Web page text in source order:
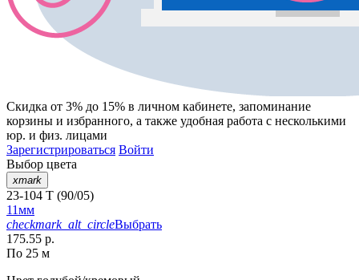
Скидка от 3% до 15% в личном кабинете, запоминание
корзины и избранного, а также удобная работа с несколькими
юр. и физ. лицами
Зарегистрироваться Войти
Выбор цвета
xmark
23-104 T (90/05)
11мм
checkmark_alt_circleВыбрать
175.55 р.
По 25 м